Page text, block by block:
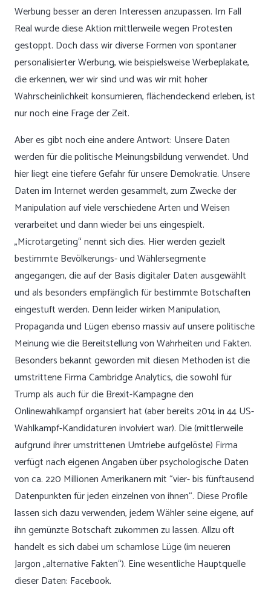
Werbung besser an deren Interessen anzupassen. Im Fall
Real wurde diese Aktion mittlerweile wegen Protesten
gestoppt. Doch dass wir diverse Formen von spontaner
personalisierter Werbung, wie beispielsweise Werbeplakate,
die erkennen, wer wir sind und was wir mit hoher
Wahrscheinlichkeit konsumieren, flächendeckend erleben, ist
nur noch eine Frage der Zeit.
Aber es gibt noch eine andere Antwort: Unsere Daten
werden für die politische Meinungsbildung verwendet. Und
hier liegt eine tiefere Gefahr für unsere Demokratie. Unsere
Daten im Internet werden gesammelt, zum Zwecke der
Manipulation auf viele verschiedene Arten und Weisen
verarbeitet und dann wieder bei uns eingespielt.
„Microtargeting“ nennt sich dies. Hier werden gezielt
bestimmte Bevölkerungs- und Wählersegmente
angegangen, die auf der Basis digitaler Daten ausgewählt
und als besonders empfänglich für bestimmte Botschaften
eingestuft werden. Denn leider wirken Manipulation,
Propaganda und Lügen ebenso massiv auf unsere politische
Meinung wie die Bereitstellung von Wahrheiten und Fakten.
Besonders bekannt geworden mit diesen Methoden ist die
umstrittene Firma Cambridge Analytics, die sowohl für
Trump als auch für die Brexit-Kampagne den
Onlinewahlkampf organsiert hat (aber bereits 2014 in 44 US-
Wahlkampf-Kandidaturen involviert war). Die (mittlerweile
aufgrund ihrer umstrittenen Umtriebe aufgelöste) Firma
verfügt nach eigenen Angaben über psychologische Daten
von ca. 220 Millionen Amerikanern mit “vier- bis fünftausend
Datenpunkten für jeden einzelnen von ihnen“. Diese Profile
lassen sich dazu verwenden, jedem Wähler seine eigene, auf
ihn gemünzte Botschaft zukommen zu lassen. Allzu oft
handelt es sich dabei um schamlose Lüge (im neueren
Jargon „alternative Fakten“). Eine wesentliche Hauptquelle
dieser Daten: Facebook.